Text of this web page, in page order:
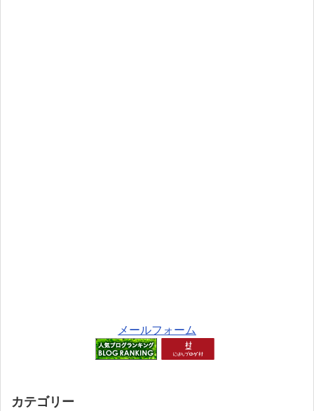
メールフォーム
カテゴリー